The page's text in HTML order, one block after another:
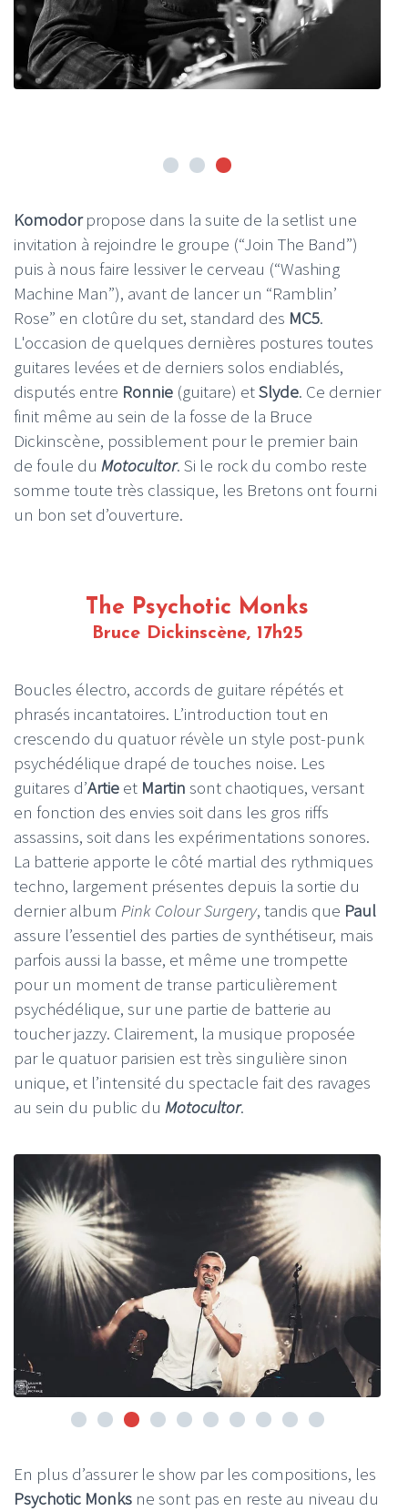
Komodorpropose dans la suite de la setlist une
invitation à rejoindre le groupe (“Join The Band”)
puis à nous faire lessiver le cerveau (“Washing
Machine Man”), avant de lancer un “Ramblin’
Rose” en clotûre du set, standard des MC5.
L'occasion de quelques dernières postures toutes
guitares levées et de derniers solos endiablés,
disputés entre Ronnie (guitare) etSlyde. Ce dernier
finit même au sein de la fosse de la Bruce
Dickinscène, possiblement pour le premier bain
de foule du Motocultor. Si le rock du combo reste
somme toute très classique, les Bretons ont fourni
un bon set d’ouverture.
The Psychotic Monks
Bruce Dickinscène, 17h25
Boucles électro, accords de guitare répétés et
phrasés incantatoires. L’introduction tout en
crescendo du quatuor révèle un style post-punk
psychédélique drapé de touches noise. Les
guitares d’Artie et Martin sont chaotiques, versant
en fonction des envies soit dans les gros riffs
assassins, soit dans les expérimentations sonores.
La batterie apporte le côté martial des rythmiques
techno, largement présentes depuis la sortie du
dernier album Pink Colour Surgery, tandis que Paul
assure l’essentiel des parties de synthétiseur, mais
parfois aussi la basse, et même une trompette
pour un moment de transe particulièrement
psychédélique, sur une partie de batterie au
toucher jazzy. Clairement, la musique proposée
par le quatuor parisien est très singulière sinon
unique, et l’intensité du spectacle fait des ravages
au sein du public du Motocultor.
En plus d’assurer le show par les compositions, les
Psychotic Monks ne sont pas en reste au niveau du